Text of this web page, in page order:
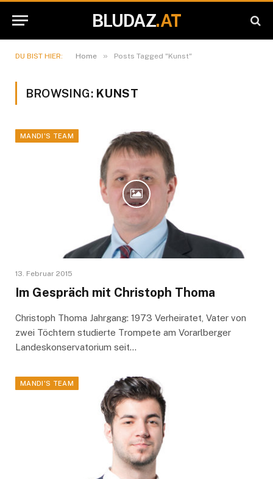
BLUDAZ.AT
DU BIST HIER: Home » Posts Tagged "Kunst"
BROWSING: KUNST
MANDI'S TEAM
13. Februar 2015
Im Gespräch mit Christoph Thoma
Christoph Thoma Jahrgang: 1973 Verheiratet, Vater von
zwei Töchtern studierte Trompete am Vorarlberger
Landeskonservatorium seit…
MANDI'S TEAM